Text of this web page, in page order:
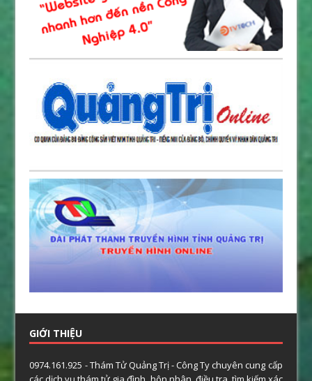
GIỚI THIỆU
0974.161.925 - Thám Tử Quảng Trị - Công Ty chuyên cung cấp